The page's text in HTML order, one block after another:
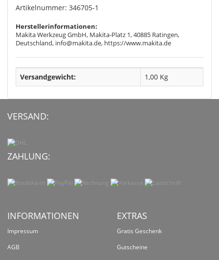
Artikelnummer: 346705-1
Herstellerinformationen:
Makita Werkzeug GmbH, Makita-Platz 1, 40885 Ratingen,
Deutschland, info@makita.de, https://www.makita.de
Versandgewicht: 1,00 Kg
VERSAND:
ZAHLUNG:
INFORMATIONEN
Impressum
AGB
EXTRAS
Gratis Geschenk
Gutscheine